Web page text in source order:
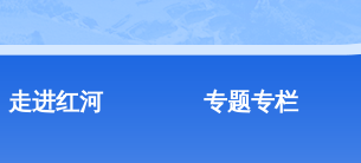
走进红河 专题专栏